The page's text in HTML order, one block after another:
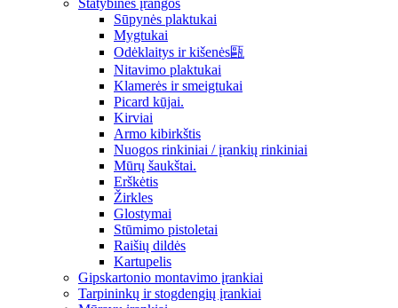
Statybinės įrangos
Sūpynės plaktukai
Mygtukai
Odėklaitys ir kišenės甌
Nitavimo plaktukai
Klamerės ir smeigtukai
Picard kūjai.
Kirviai
Armo kibirkštis
Nuogos rinkiniai / įrankių rinkiniai
Mūrų šaukštai.
Erškėtis
Žirkles
Glostymai
Stūmimo pistoletai
Raišių dildės
Kartupelis
Gipskartonio montavimo įrankiai
Tarpininkų ir stogdengių įrankiai